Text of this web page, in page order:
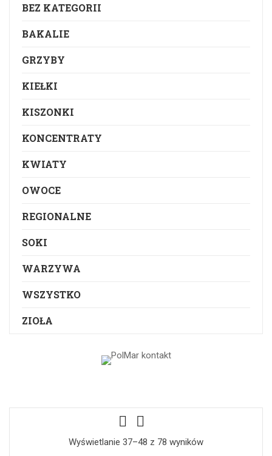
BEZ KATEGORII
BAKALIE
GRZYBY
KIEŁKI
KISZONKI
KONCENTRATY
KWIATY
OWOCE
REGIONALNE
SOKI
WARZYWA
WSZYSTKO
ZIOŁA
Wyświetlanie 37–48 z 78 wyników